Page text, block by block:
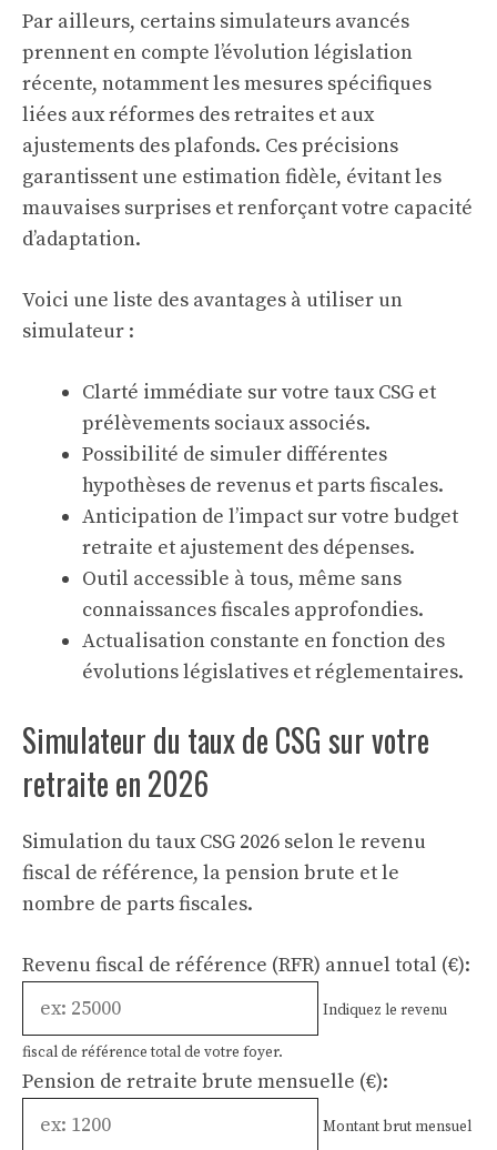
Par ailleurs, certains simulateurs avancés
prennent en compte l’évolution législation
récente, notamment les mesures spécifiques
liées aux réformes des retraites et aux
ajustements des plafonds. Ces précisions
garantissent une estimation fidèle, évitant les
mauvaises surprises et renforçant votre capacité
d’adaptation.
Voici une liste des avantages à utiliser un
simulateur :
Clarté immédiate sur votre taux CSG et
prélèvements sociaux associés.
Possibilité de simuler différentes
hypothèses de revenus et parts fiscales.
Anticipation de l’impact sur votre budget
retraite et ajustement des dépenses.
Outil accessible à tous, même sans
connaissances fiscales approfondies.
Actualisation constante en fonction des
évolutions législatives et réglementaires.
Simulateur du taux de CSG sur votre
retraite en 2026
Simulation du taux CSG 2026 selon le revenu
fiscal de référence, la pension brute et le
nombre de parts fiscales.
Revenu fiscal de référence (RFR) annuel total (€):
Indiquez le revenu
fiscal de référence total de votre foyer.
Pension de retraite brute mensuelle (€):
Montant brut mensuel